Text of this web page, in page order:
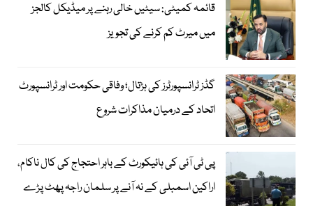
قائمہ کمیٹی: سیٹیں خالی رہنے پر میڈیکل کالجز
میں میرٹ کم کرنے کی تجویز
گڈز ٹرانسپورٹرز کی ہڑتال؛ وفاقی حکومت اور ٹرانسپورٹ
اتحاد کے درمیان مذاکرات شروع
پی ٹی آئی کی ہائیکورٹ کے باہر احتجاج کی کال ناکام،
اراکین اسمبلی کے نہ آنے پر سلمان راجہ پھٹ پڑے